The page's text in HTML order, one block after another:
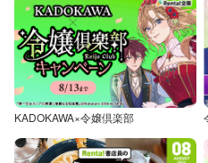
KADOKAWA×令嬢倶楽部